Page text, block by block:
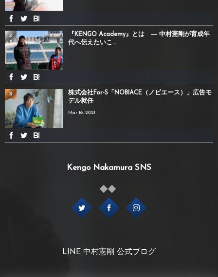
『KENGO Academy』とは ― 中村憲剛が育成年
代へ伝えたいこ...
2
株式会社For-S「NOBIACE（ノビエース）」広告モ
デル就任
Mar 16, 2021
3
Kengo Nakamura SNS
LINE 中村憲剛 公式ブログ